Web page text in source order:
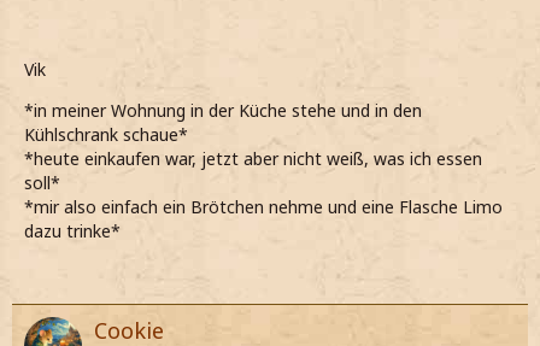
Vik
*in meiner Wohnung in der Küche stehe und in den
Kühlschrank schaue*
*heute einkaufen war, jetzt aber nicht weiß, was ich essen
soll*
*mir also einfach ein Brötchen nehme und eine Flasche Limo
dazu trinke*
Cookie